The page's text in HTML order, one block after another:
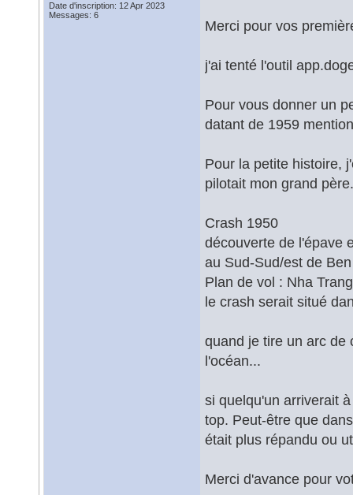
Date d'inscription: 12 Apr 2023
Messages: 6
Merci pour vos
j'ai tenté l'outil
Pour vous donner un
datant de 1959
Pour la petite histoire,
pilotait mon grand père.
Crash 1950
découverte de l'épave
au Sud-Sud/est de
Plan de vol : Nha
le crash serait situé
quand je tire un arc de
l'océan...
si quelqu'un arriverait
top. Peut-être que
était plus répandu ou
Merci d'avance pour